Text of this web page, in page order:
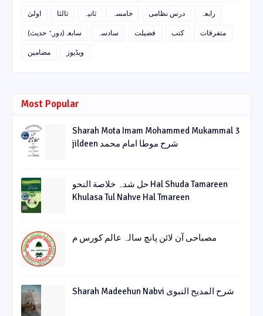
اولیٰ
ثالثا ثانیہ خامسہ درس نظامی
رابعہ
سابعہ(دورہٌ حدیث)
سادسہ فضیلت کتب
متفرقات
مضامین
ویڈیوز
Most Popular
Sharah Mota Imam Mohammed Mukammal 3
jildeen شرح موطا امام محمد
حل شدہ خلاصة النحو Hal Shuda Tamareen
Khulasa Tul Nahve Hal Tmareen
مصباحی آن لائن پانچ سالہ عالم کورس م
Sharah Madeehun Nabvi شرح المدیح النبوی